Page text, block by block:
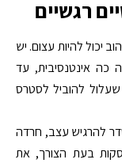
יכול להיות עצום. יש
כה אינטנסיבית, עד
להוביל לסטרס
להרגיש עצב, חרדה
בעת הצורך, את